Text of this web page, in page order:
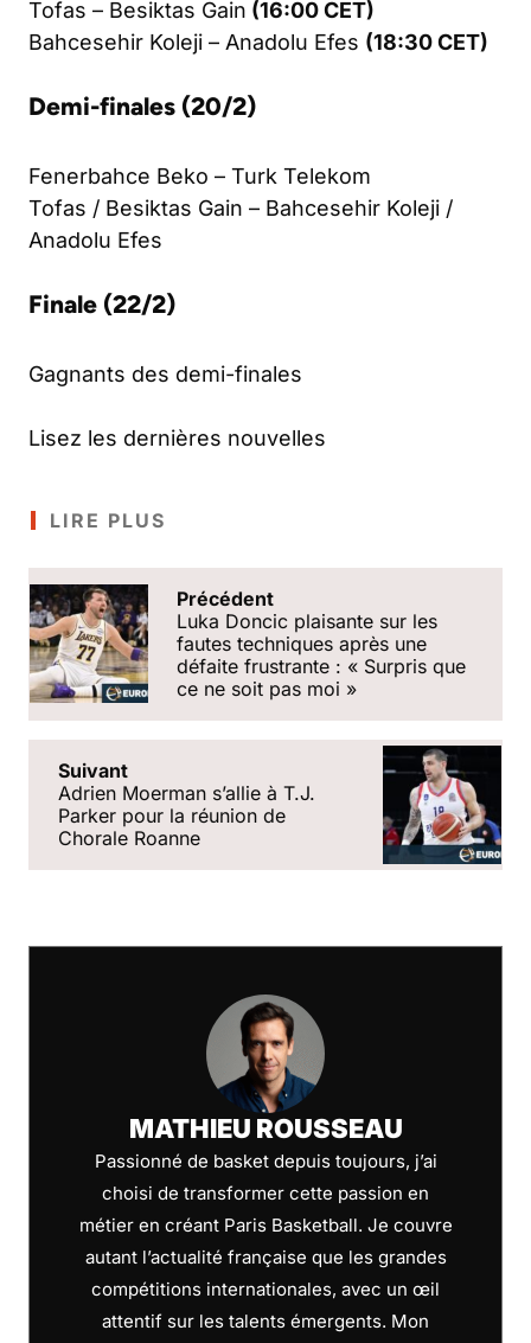
Tofas – Besiktas Gain (16:00 CET)
Bahcesehir Koleji – Anadolu Efes (18:30 CET)
Demi-finales (20/2)
Fenerbahce Beko – Turk Telekom
Tofas / Besiktas Gain – Bahcesehir Koleji /
Anadolu Efes
Finale (22/2)
Gagnants des demi-finales
Lisez les dernières nouvelles
LIRE PLUS
Précédent
Luka Doncic plaisante sur les
fautes techniques après une
défaite frustrante : « Surpris que
ce ne soit pas moi »
Suivant
Adrien Moerman s’allie à T.J.
Parker pour la réunion de
Chorale Roanne
MATHIEU ROUSSEAU
Passionné de basket depuis toujours, j’ai
choisi de transformer cette passion en
métier en créant Paris Basketball. Je couvre
autant l’actualité française que les grandes
compétitions internationales, avec un œil
attentif sur les talents émergents. Mon